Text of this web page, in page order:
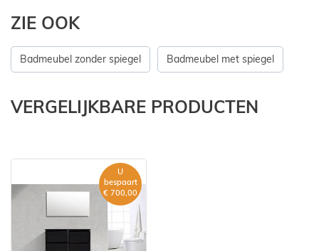
ZIE OOK
Badmeubel zonder spiegel Badmeubel met spiegel
VERGELIJKBARE PRODUCTEN
U
bespaart
€ 700,00